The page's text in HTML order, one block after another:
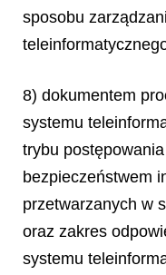
sposobu
8) dokumentem
systemu
trybu
bezpieczeństwem
przetwarzanych w
oraz zakres
systemu